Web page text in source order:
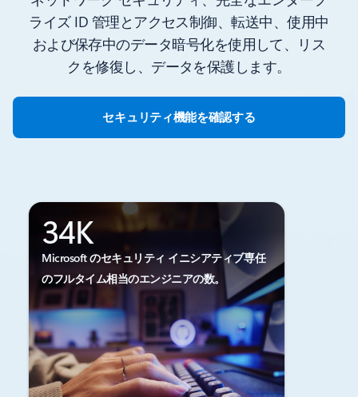
ライズ ID 管理とアクセス制御、転送中、使用中
および保存中のデータ暗号化を使用して、リス
クを修復し、データを保護します。
セキュリティ機能を確認する
34K
Microsoft のセキュリティ イニシアティブ専任
のフルタイム相当のエンジニアの数。